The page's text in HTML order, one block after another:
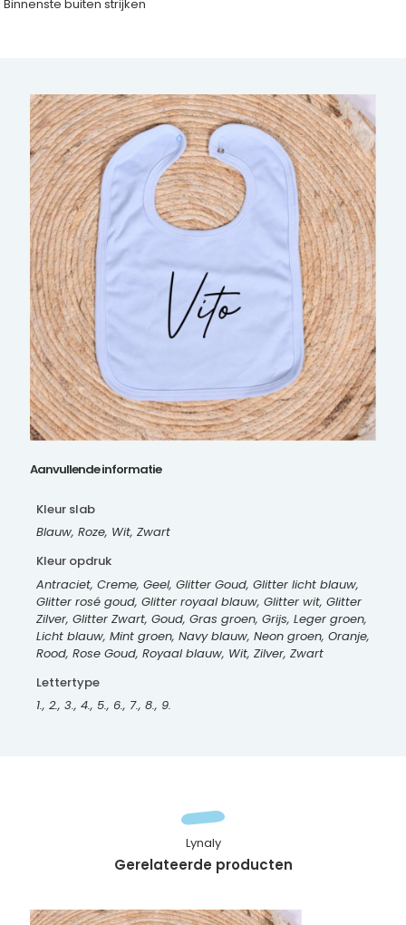
Binnenste buiten strijken
Aanvullende informatie
Kleur slab
Blauw, Roze, Wit, Zwart
Kleur opdruk
Antraciet, Creme, Geel, Glitter Goud, Glitter licht blauw,
Glitter rosé goud, Glitter royaal blauw, Glitter wit, Glitter
Zilver, Glitter Zwart, Goud, Gras groen, Grijs, Leger groen,
Licht blauw, Mint groen, Navy blauw, Neon groen, Oranje,
Rood, Rose Goud, Royaal blauw, Wit, Zilver, Zwart
Lettertype
1., 2., 3., 4., 5., 6., 7., 8., 9.
Gerelateerde producten
Lynaly